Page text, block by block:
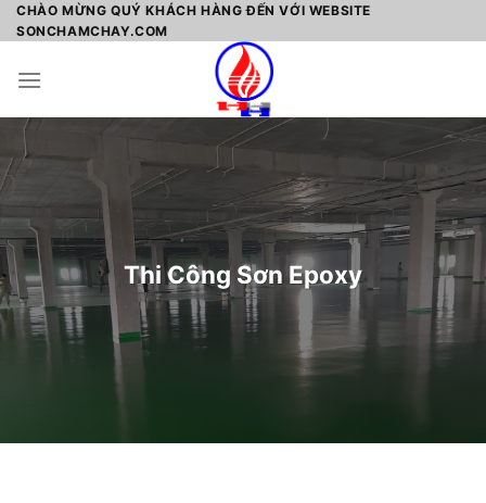
Skip
to
CHÀO MỪNG QUÝ KHÁCH HÀNG ĐẾN VỚI WEBSITE
SONCHAMCHAY.COM
Thi Công Sơn Epoxy